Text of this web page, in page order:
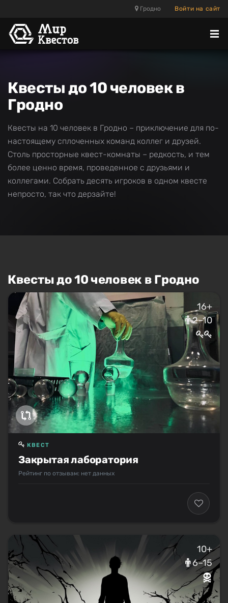
Гродно Войти на сайт
Квесты до 10 человек в
Гродно
Квесты на 10 человек в Гродно – приключение для по-
настоящему сплоченных команд коллег и друзей.
Столь просторные квест-комнаты – редкость, и тем
более ценно время, проведенное с друзьями и
коллегами. Собрать десять игроков в одном квесте
непросто, так что дерзайте!
Квесты до 10 человек в Гродно
16+
2–10
Закрытая лаборатория
КВЕСТ
Рейтинг по отзывам: нет данных
10+
6–15